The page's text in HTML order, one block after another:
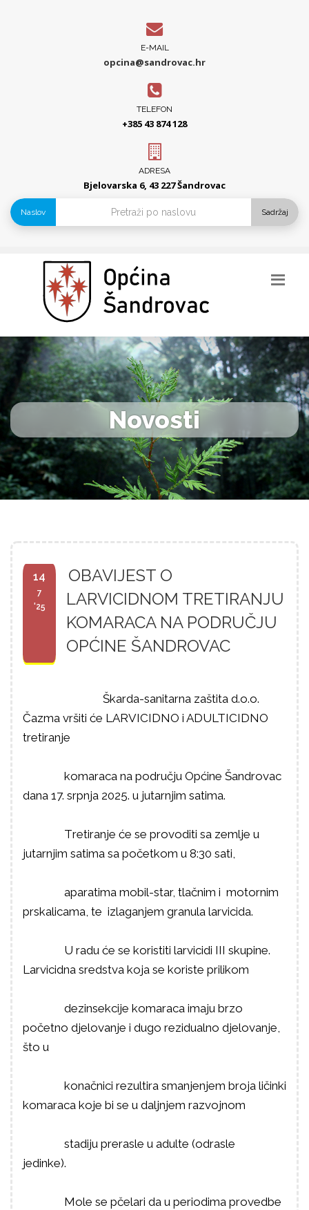
E-MAIL
opcina@sandrovac.hr
TELEFON
+385 43 874 128
ADRESA
Bjelovarska 6, 43 227 Šandrovac
Naslov Sadržaj
Novosti
14
7
'25
OBAVIJEST O
LARVICIDNOM TRETIRANJU
KOMARACA NA PODRUČJU
OPĆINE ŠANDROVAC
Škarda-sanitarna zaštita d.o.o.
Čazma vršiti će LARVICIDNO i ADULTICIDNO
tretiranje
komaraca na području Općine Šandrovac
dana 17. srpnja 2025. u jutarnjim satima.
Tretiranje će se provoditi sa zemlje u
jutarnjim satima sa početkom u 8:30 sati,
aparatima mobil-star, tlačnim i motornim
prskalicama, te izlaganjem granula larvicida.
U radu će se koristiti larvicidi III skupine.
Larvicidna sredstva koja se koriste prilikom
dezinsekcije komaraca imaju brzo
početno djelovanje i dugo rezidualno djelovanje,
što u
konačnici rezultira smanjenjem broja ličinki
komaraca koje bi se u daljnjem razvojnom
stadiju prerasle u adulte (odrasle
jedinke).
Mole se pčelari da u periodima provedbe